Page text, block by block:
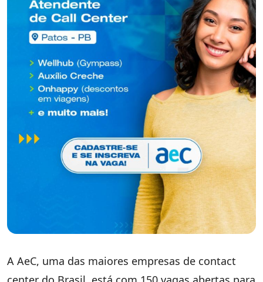
A AeC, uma das maiores empresas de contact